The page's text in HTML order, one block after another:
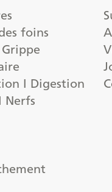
foins
I Digestion
Nerfs